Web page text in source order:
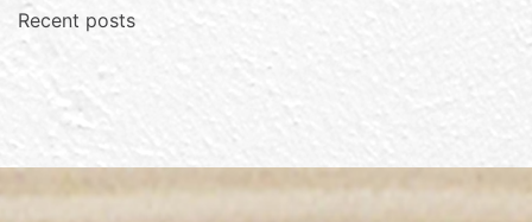
Recent posts